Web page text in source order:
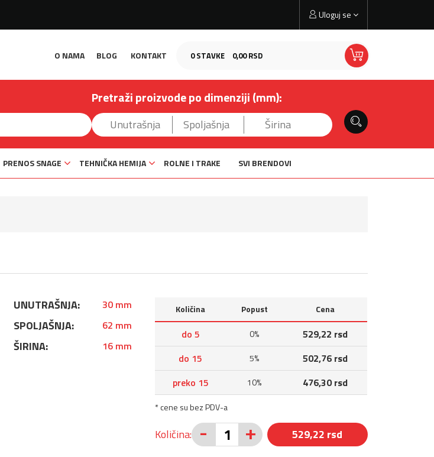
0STAVKE 0,00 RSD
Uloguj se
O NAMA BLOG KONTAKT
Pretraži proizvode po dimenziji (mm):
PRENOS SNAGE TEHNIČKA HEMIJA ROLNE I TRAKE SVI BRENDOVI
UNUTRAŠNJA: 30 mm
SPOLJAŠNJA: 62 mm
ŠIRINA: 16 mm
Količina Popust Cena
do 5 0%
529,22 rsd
do 15
5%
502,76 rsd
preko 15
10% 476,30 rsd
* cene su bez PDV-a
Količina: - + 529,22 rsd